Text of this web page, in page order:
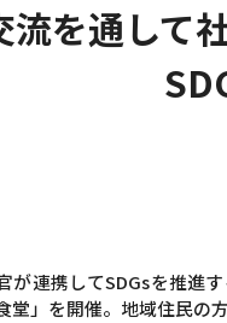
流を通して
が連携してSDGsを推進
堂」を開催。地域住民の